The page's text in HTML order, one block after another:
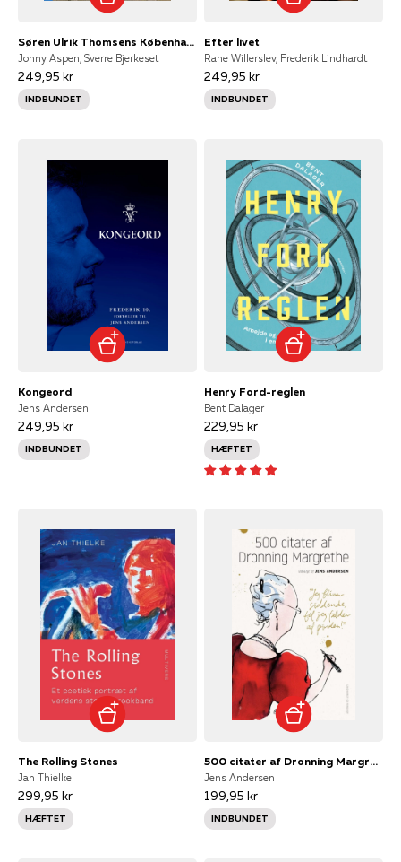
Søren Ulrik Thomsens København
Jonny Aspen, Sverre Bjerkeset
249,95 kr
INDBUNDET
Efter livet
Rane Willerslev, Frederik Lindhardt
249,95 kr
INDBUNDET
Kongeord
Jens Andersen
249,95 kr
INDBUNDET
Henry Ford-reglen
Bent Dalager
229,95 kr
HÆFTET
The Rolling Stones
Jan Thielke
299,95 kr
HÆFTET
500 citater af Dronning Margrethe
Jens Andersen
199,95 kr
INDBUNDET